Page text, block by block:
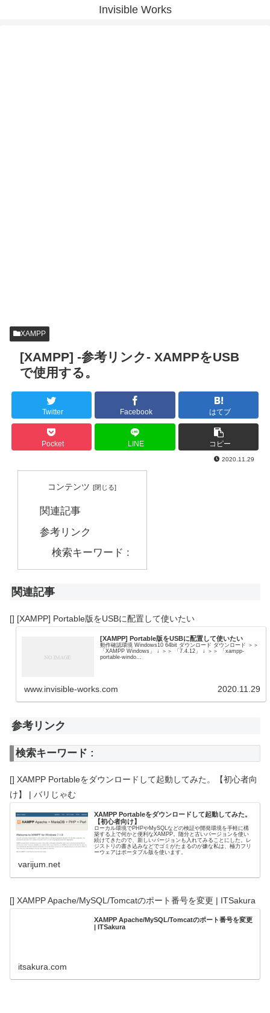
Invisible Works
XAMPP
[XAMPP] -参考リンク- XAMPPをUSB
で使用する。
Twitter Facebook はてブ
Pocket LINE コピー
2020.11.29
コンテンツ
関連記事
参考リンク
検索キーワード :
関連記事
[] [XAMPP] Portable版をUSBに配置して使いたい
[XAMPP] Portable版をUSBに配置して使いたい
動作確認環境 Windows10 64bit ダウンロード ダウンロード ＞＞
「XAMPP Windows」 ↓ ＞＞ 「7.4.12」 ↓ ＞＞ 「xampp-
portable-windo...
www.invisible-works.com 2020.11.29
参考リンク
検索キーワード :
[] XAMPP Portableをダウンロードして起動してみた。【初心者向
け】 | バリじゃむ
XAMPP Portableをダウンロードして起動してみた。
【初心者向け】
ローカル環境でPHPやMySQLなどの検証や開発環境を手軽に構
築する上で何かと便利なXAMPP。随分と古いバージョンを使い
続けてきたので、新しいバージョンも入れてみることにした。レ
ジストリの書き込みなどでゴミがたまるのが嫌な私は、極力フリ
ーウェアはポータブル版を使います。
varijum.net
[] XAMPP Apache/MySQL/Tomcatのポート番号を変更 | ITSakura
XAMPP Apache/MySQL/Tomcatのポート番号を変更
| ITSakura
itsakura.com